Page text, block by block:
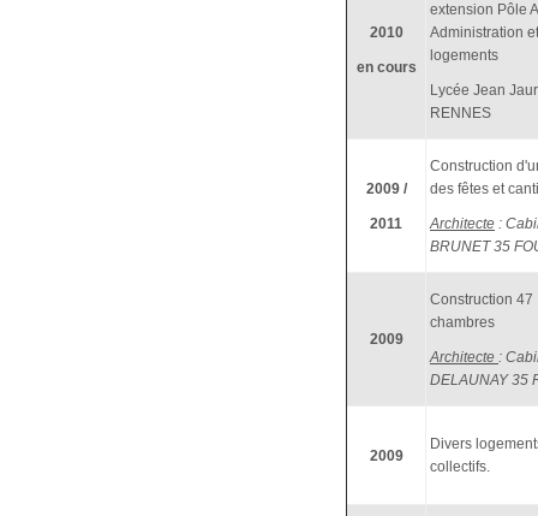
2010
en cours
extension Pôle
Administration et
logements
Lycée Jean
RENNES
2009 /
2011
Construction
des fêtes et
Architecte :
BRUNET 35
2009
Construction 47
chambres
Architecte :
DELAUNAY 35
2009
Divers
collectifs.